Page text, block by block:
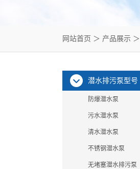
网站首页 ＞ 产品展示 ＞
潜水排污泵型号
防爆潜水泵
污水潜水泵
清水潜水泵
不锈钢潜水泵
无堵塞潜水排污泵